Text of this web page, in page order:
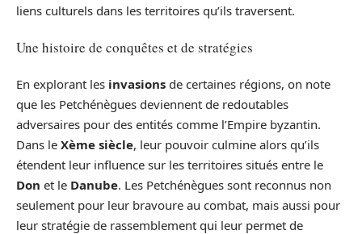
liens culturels dans les territoires qu’ils traversent.
Une histoire de conquêtes et de stratégies
En explorant les invasions de certaines régions, on note
que les Petchénègues deviennent de redoutables
adversaires pour des entités comme l’Empire byzantin.
Dans le Xème siècle, leur pouvoir culmine alors qu’ils
étendent leur influence sur les territoires situés entre le
Don et le Danube. Les Petchénègues sont reconnus non
seulement pour leur bravoure au combat, mais aussi pour
leur stratégie de rassemblement qui leur permet de